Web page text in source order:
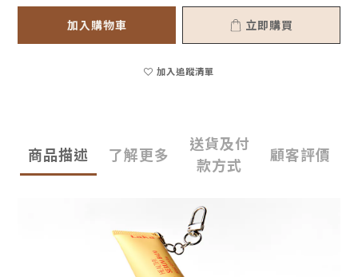
加入購物車 立即購買
加入追蹤清單
商品描述 了解更多
送貨及付
款方式
顧客評價